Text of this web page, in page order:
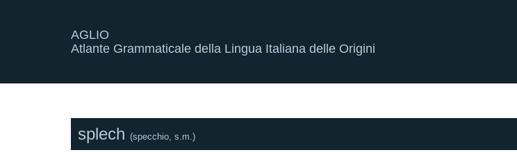
AGLIO
Atlante Grammaticale della Lingua Italiana delle Origini
splech (specchio, s.m.)